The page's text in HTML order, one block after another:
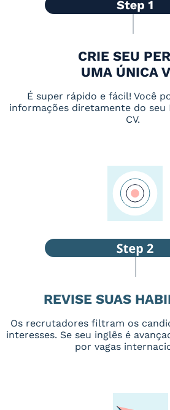
CRIE SEU
UMA ÚNICA
É super rápido e fácil! Você
informações diretamente do seu
CV.
REVISE SUAS
Os recrutadores filtram os
interesses. Se seu inglês é
por vagas